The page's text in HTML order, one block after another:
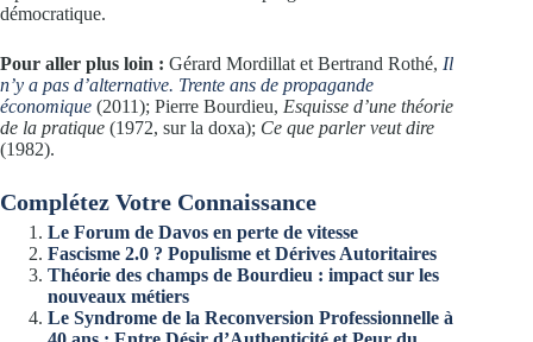
démocratique.
Pour aller plus loin : Gérard Mordillat et Bertrand Rothé, Il
n’y a pas d’alternative. Trente ans de propagande
économique (2011); Pierre Bourdieu, Esquisse d’une théorie
de la pratique (1972, sur la doxa); Ce que parler veut dire
(1982).
Complétez Votre Connaissance
Le Forum de Davos en perte de vitesse
Fascisme 2.0 ? Populisme et Dérives Autoritaires
Théorie des champs de Bourdieu : impact sur les
nouveaux métiers
Le Syndrome de la Reconversion Professionnelle à